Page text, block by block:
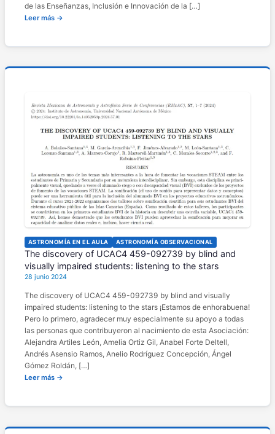
de las Enseñanzas, Inclusión e Innovación de la […]
Leer más →
ASTRONOMÍA EN EL AULA ASTRONOMÍA OBSERVACIONAL
The discovery of UCAC4 459-092739 by blind and
visually impaired students: listening to the stars
28 junio 2024
The discovery of UCAC4 459-092739 by blind and visually
impaired students: listening to the stars ¡Estamos de enhorabuena!
Pero lo primero, agradecer muy especialmente su apoyo a todas
las personas que contribuyeron al nacimiento de esta Asociación:
Alejandra Artiles León, Amelia Ortiz Gil, Anabel Forte Deltell,
Andrés Asensio Ramos, Anelio Rodríguez Concepción, Ángel
Gómez Roldán, […]
Leer más →